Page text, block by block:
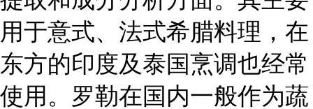
用于意式、法式希腊料理，在
东方的印度及泰国烹调也经常
使用。罗勒在国内一般作为蔬